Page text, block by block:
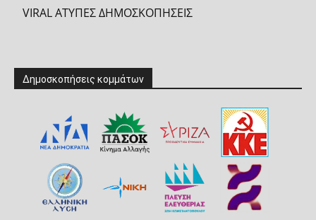
VIRAL ΑΤΥΠΕΣ ΔΗΜΟΣΚΟΠΗΣΕΙΣ
Δημοσκοπήσεις κομμάτων